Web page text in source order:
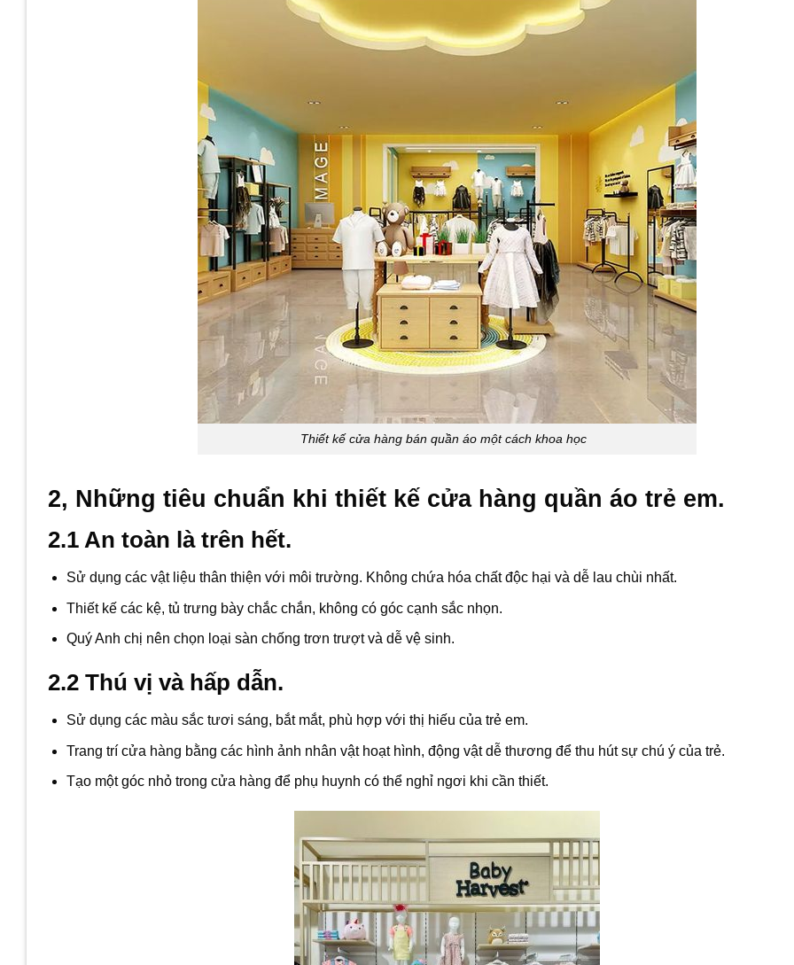
Thiết kế cửa hàng bán quần áo một cách khoa học
2, Những tiêu chuẩn khi thiết kế cửa hàng quần áo trẻ em.
2.1 An toàn là trên hết.
Sử dụng các vật liệu thân thiện với môi trường. Không chứa hóa chất độc hại và dễ lau chùi nhất.
Thiết kế các kệ, tủ trưng bày chắc chắn, không có góc cạnh sắc nhọn.
Quý Anh chị nên chọn loại sàn chống trơn trượt và dễ vệ sinh.
2.2 Thú vị và hấp dẫn.
Sử dụng các màu sắc tươi sáng, bắt mắt, phù hợp với thị hiếu của trẻ em.
Trang trí cửa hàng bằng các hình ảnh nhân vật hoạt hình, động vật dễ thương để thu hút sự chú ý của trẻ.
Tạo một góc nhỏ trong cửa hàng để phụ huynh có thể nghỉ ngơi khi cần thiết.